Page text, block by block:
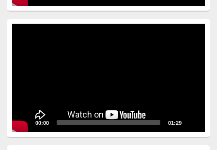
00:00 01:29